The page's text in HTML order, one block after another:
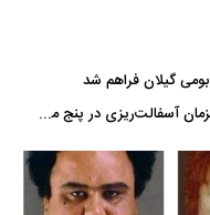
شب‌های عمرانی رشت ادامه دارد؛ اجرای همزمان آسفالت‌ریزی در پنج منطقه شهری